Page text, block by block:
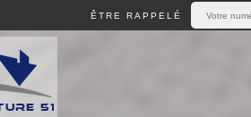
ÊTRE RAPPELÉ